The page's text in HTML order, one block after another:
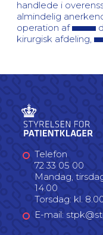
handlede i
almindelig
operation af
kirurgisk afdeling,
Telefon
72 33 05 00
Mandag,
14.00
Torsdag: kl.
E-mail: